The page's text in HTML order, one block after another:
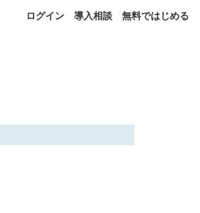
ログイン 導入相談 無料ではじめる